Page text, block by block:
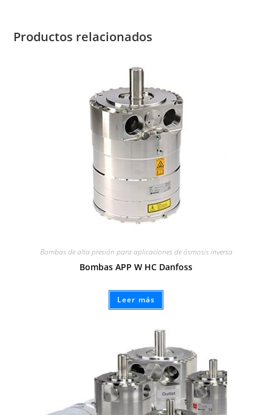
Productos relacionados
Bombas de alta presión para aplicaciones de ósmosis inversa
Bombas APP W HC Danfoss
Leer más